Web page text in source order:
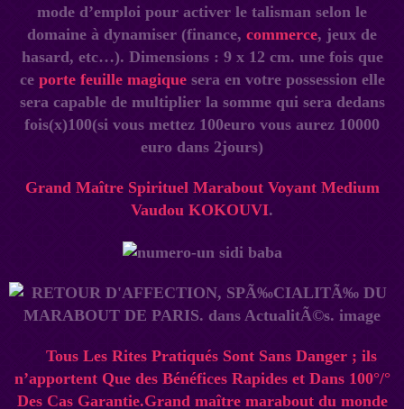
mode d’emploi pour activer le talisman selon le
domaine à dynamiser (finance, commerce, jeux de
hasard, etc…). Dimensions : 9 x 12 cm. une fois que
ce porte feuille magiquesera en votre possession elle
sera capable de multiplier la somme qui sera dedans
fois(x)100(si vous mettez 100euro vous aurez 10000
euro dans 2jours)
Grand Maître Spirituel Marabout Voyant Medium
Vaudou KOKOUVI.
Tous Les Rites Pratiqués Sont Sans Danger ; ils
n’apportent Que des Bénéfices Rapides et Dans 100°/°
Des Cas Garantie.Grand maître marabout du monde